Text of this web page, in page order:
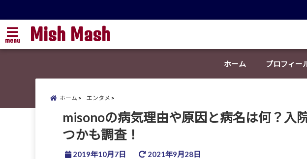
menu Mish Mash
ホーム プロフィー
ホーム エンタメ
misonoの病気理由や原因と病名は何？入
つかも調査！
2019年10月7日 2021年9月28日